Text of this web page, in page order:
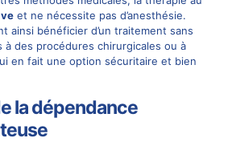
et ne nécessite pas d’anesthésie.
ainsi bénéficier d’un traitement sans
à des procédures chirurgicales ou à
en fait une option sécuritaire et bien
la dépendance